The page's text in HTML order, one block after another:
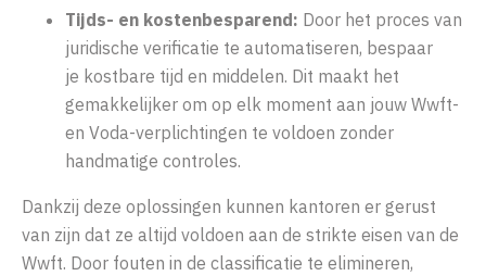
Tijds- en kostenbesparend: Door het proces van
juridische verificatie te automatiseren, bespaar
je kostbare tijd en middelen. Dit maakt het
gemakkelijker om op elk moment aan jouw Wwft-
en Voda-verplichtingen te voldoen zonder
handmatige controles.
Dankzij deze oplossingen kunnen kantoren er gerust
van zijn dat ze altijd voldoen aan de strikte eisen van de
Wwft. Door fouten in de classificatie te elimineren,